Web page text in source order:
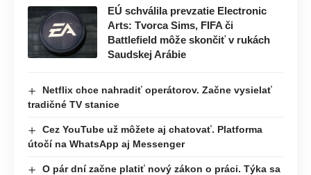
EÚ schválila prevzatie Electronic
Arts: Tvorca Sims, FIFA či
Battlefield môže skončiť v rukách
Saudskej Arábie
Netflix chce nahradiť operátorov. Začne vysielať
tradičné TV stanice
Cez YouTube už môžete aj chatovať. Platforma
útočí na WhatsApp aj Messenger
O pár dní začne platiť nový zákon o práci. Týka sa